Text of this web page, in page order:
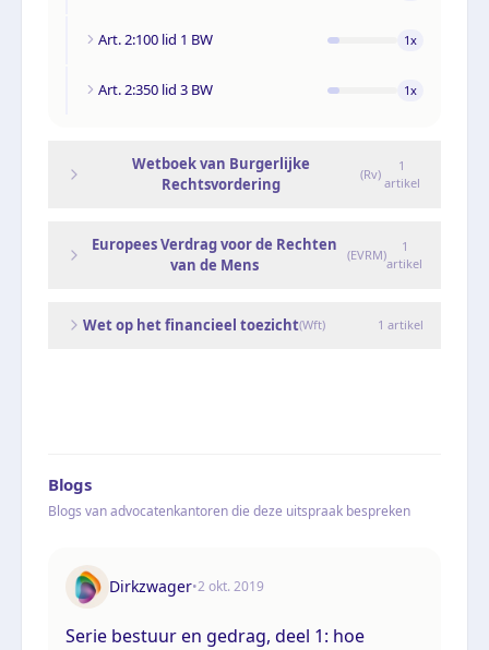
Art. 2:100 lid 1 BW 1x
Art. 2:350 lid 3 BW 1x
Wetboek van Burgerlijke
Rechtsvordering
(Rv)
1
artikel
Europees Verdrag voor de Rechten
van de Mens
(EVRM)
1
artikel
Wet op het financieel toezicht(Wft) 1 artikel
Blogs
Blogs van advocatenkantoren die deze uitspraak bespreken
Dirkzwager•2 okt. 2019
Serie bestuur en gedrag, deel 1: hoe